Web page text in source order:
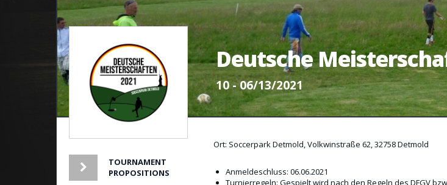
Deutsche
10 - 06/13/2021
TOURNAMENT
PROPOSITIONS
Ort: Soccerpark Detmold, Volkwinstraße 62, 32758 Detmold
Anmeldeschluss: 06.06.2021
Turnierregeln: Gespielt wird nach den Regeln des DFGV